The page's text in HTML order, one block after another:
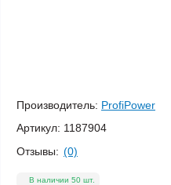
Производитель: ProfiPower
Артикул: 1187904
Отзывы: (0)
В наличии 50 шт.